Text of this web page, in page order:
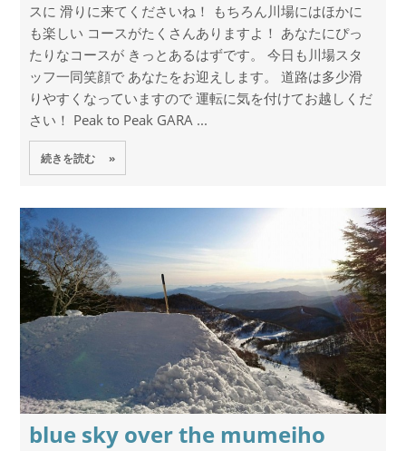
スに 滑りに来てくださいね！ もちろん川場にはほかに
も楽しい コースがたくさんありますよ！ あなたにぴっ
たりなコースが きっとあるはずです。 今日も川場スタ
ッフ一同笑顔で あなたをお迎えします。 道路は多少滑
りやすくなっていますので 運転に気を付けてお越しくだ
さい！ Peak to Peak GARA ...
続きを読む »
blue sky over the mumeiho